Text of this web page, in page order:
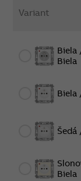
Variant
Biela
Biela
Biela
Šedá
Biela